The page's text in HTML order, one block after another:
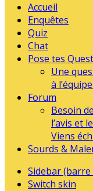
Accueil
Enquêtes
Quiz
Chat
Pose tes
Une
à
Forum
Besoin
l’avis et
Viens
Sourds &
Sidebar
Switch skin